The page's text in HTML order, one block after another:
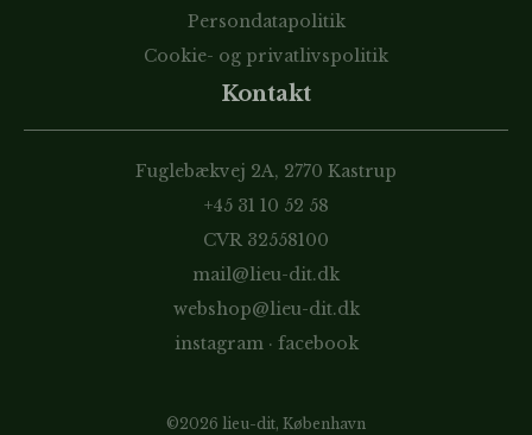
Persondatapolitik
Cookie- og privatlivspolitik
Kontakt
Fuglebækvej 2A, 2770 Kastrup
+45 31 10 52 58
CVR 32558100
mail@lieu-dit.dk
webshop@lieu-dit.dk
instagram· facebook
©2026 lieu-dit, København